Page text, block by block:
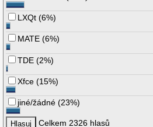
LXQt (6%)
MATE (6%)
TDE (2%)
Xfce (15%)
jiné/žádné (23%)
Celkem 2326 hlasů